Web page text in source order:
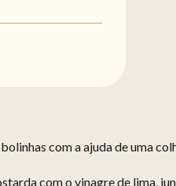
com a ajuda de uma
com o vinagre de lima,